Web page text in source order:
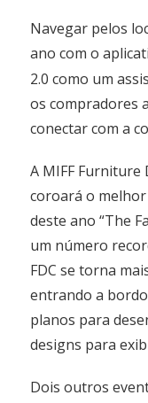
Navegar pelos
ano com o
2.0 como um
os compradores
conectar com a
A MIFF Furniture
coroará o
deste ano “The
um número
FDC se torna
entrando a
planos para
designs para
Dois outros